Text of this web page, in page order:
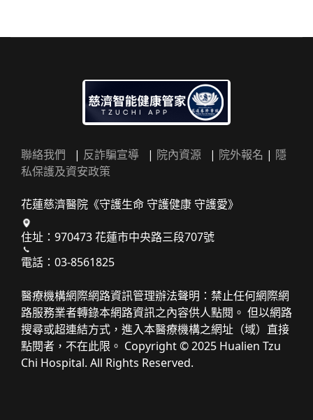
聯絡我們 | 反詐騙宣導 | 院內資源 | 院外報名 | 隱
私保護及資安政策
花蓮慈濟醫院《守護生命 守護健康 守護愛》
住址：970473 花蓮市中央路三段707號
電話：03-8561825
醫療機構網際網路資訊管理辦法聲明：禁止任何網際網
路服務業者轉錄本網路資訊之內容供人點閱。 但以網路
搜尋或超連結方式，進入本醫療機構之網址（域）直接
點閱者，不在此限。 Copyright © 2025 Hualien Tzu
Chi Hospital. All Rights Reserved.